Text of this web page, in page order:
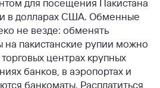
для посещения Пакистана
в долларах США. Обменные
не везде: обменять
на пакистанские рупии можно
центрах крупных
банков, в аэропортах и
банкоматы. Расплатиться